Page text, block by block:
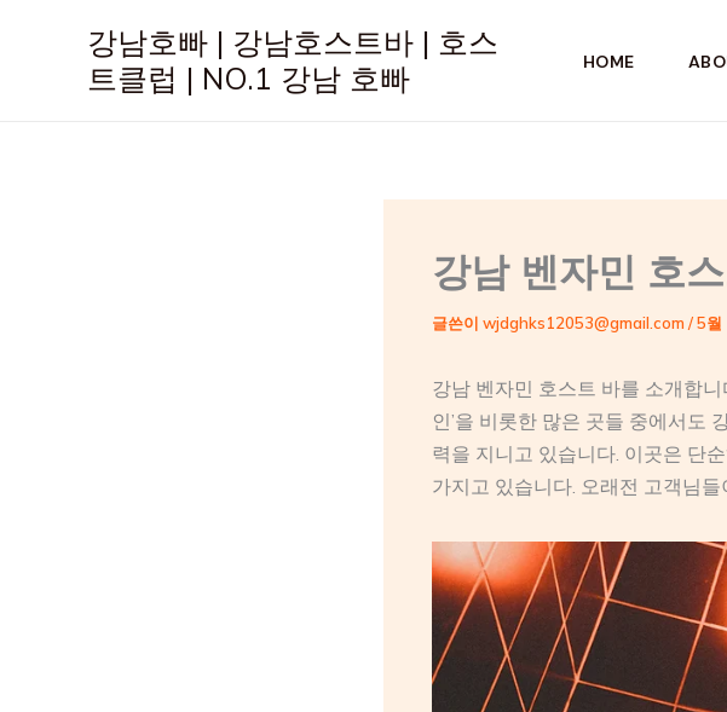
강남호빠 | 강남호스트바 | 호스
트클럽 | NO.1 강남 호빠
HOME
강남 벤자민 호
글쓴이 wjdghks12053@gmail.com /5월
강남 벤자민 호스트 바를 소개합
인’을 비롯한 많은 곳들 중에서도
력을 지니고 있습니다. 이곳은 단
가지고 있습니다. 오래전 고객님